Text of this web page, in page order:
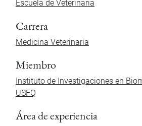
Escuela de Veterinaria
Carrera
Medicina Veterinaria
Miembro
Instituto de Investigaciones en
USFQ
Área de experiencia